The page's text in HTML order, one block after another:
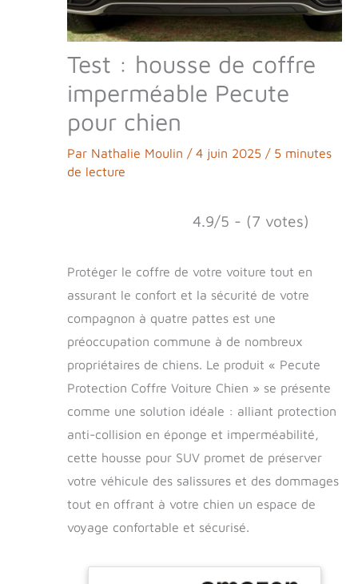
Test : housse de coffre
imperméable Pecute
pour chien
Par Nathalie Moulin / 4 juin 2025 / 5 minutes
de lecture
4.9/5 - (7 votes)
Protéger le coffre de votre voiture tout en
assurant le confort et la sécurité de votre
compagnon à quatre pattes est une
préoccupation commune à de nombreux
propriétaires de chiens. Le produit « Pecute
Protection Coffre Voiture Chien » se présente
comme une solution idéale : alliant protection
anti-collision en éponge et imperméabilité,
cette housse pour SUV promet de préserver
votre véhicule des salissures et des dommages
tout en offrant à votre chien un espace de
voyage confortable et sécurisé.